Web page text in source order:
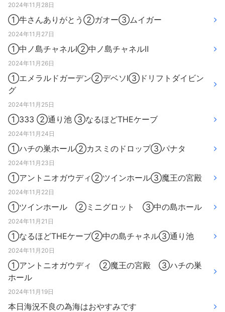
2024年11月28日
①牛さんありがとう②ガオー③ムイガー
2024年11月27日
①中ノ島チャネルⅠ②中ノ島チャネルⅡ
2024年11月26日
①エメラルドガーデン②デベソⅠ③ドリフトダイビン
グ
2024年11月25日
①333 ②通り池 ③なるほどTHEケーブ
2024年11月24日
①ハチの巣ホール②カスミのドロップ③パナタ
2024年11月23日
①アントニオガウディ②ツインホール③魔王の宮殿
2024年11月22日
①ツインホール ②ミニグロット ③中の島ホール
2024年11月21日
①なるほどTHEケーブ②中の島チャネル③通り池
2024年11月20日
①アントニオガウディ ②魔王の宮殿 ③ハチの巣
ホール
2024年11月19日
本日海況不良の為海はおやすみです